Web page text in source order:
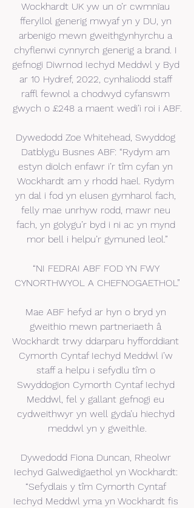
Wockhardt UK yw un o’r cwmnïau
fferyllol generig mwyaf yn y DU, yn
arbenigo mewn gweithgynhyrchu a
chyflenwi cynnyrch generig a brand. I
gefnogi Diwrnod Iechyd Meddwl y Byd
ar 10 Hydref, 2022, cynhaliodd staff
raffl fewnol a chodwyd cyfanswm
gwych o £248 a maent wedi’i roi i ABF.
Dywedodd Zoe Whitehead, Swyddog
Datblygu Busnes ABF: “Rydym am
estyn diolch enfawr i’r tîm cyfan yn
Wockhardt am y rhodd hael. Rydym
yn dal i fod yn elusen gymharol fach,
felly mae unrhyw rodd, mawr neu
fach, yn golygu’r byd i ni ac yn mynd
mor bell i helpu’r gymuned leol.”
“NI FEDRAI ABF FOD YN FWY
CYNORTHWYOL A CHEFNOGAETHOL”
Mae ABF hefyd ar hyn o bryd yn
gweithio mewn partneriaeth â
Wockhardt trwy ddarparu hyfforddiant
Cymorth Cyntaf Iechyd Meddwl i’w
staff a helpu i sefydlu tîm o
Swyddogion Cymorth Cyntaf Iechyd
Meddwl, fel y gallant gefnogi eu
cydweithwyr yn well gyda’u hiechyd
meddwl yn y gweithle.
Dywedodd Fiona Duncan, Rheolwr
Iechyd Galwedigaethol yn Wockhardt:
“Sefydlais y tîm Cymorth Cyntaf
Iechyd Meddwl yma yn Wockhardt fis